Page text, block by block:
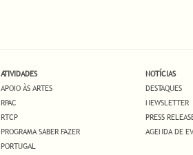
ATIVIDADES
APOIO ÀS ARTES
RPAC
RTCP
PROGRAMA SABER FAZER
PORTUGAL
NOTÍCIAS
DESTAQUES
NEWSLETTER
PRESS
AGENDA DE